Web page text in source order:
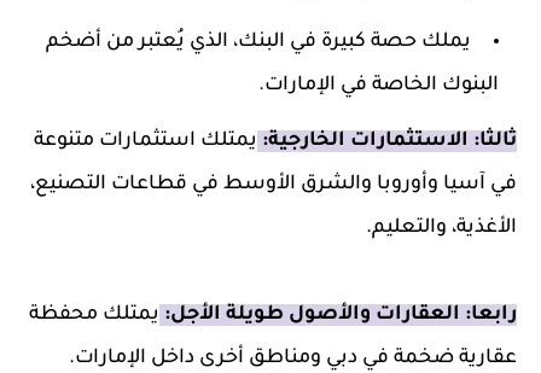
يملك حصة كبيرة في البنك، الذي يُعتبر من أضخم
البنوك الخاصة في الإمارات.
ثالثا: الاستثمارات الخارجية: يمتلك استثمارات متنوعة
في آسيا وأوروبا والشرق الأوسط في قطاعات التصنيع،
الأغذية، والتعليم.
رابعا: العقارات والأصول طويلة الأجل: يمتلك محفظة
عقارية ضخمة في دبي ومناطق أخرى داخل الإمارات.